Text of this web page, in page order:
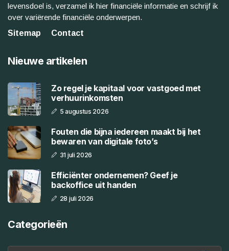
levensdoel is, verzamel ik hier financiële informatie en schrijf ik
over variërende financiële onderwerpen.
Sitemap
Contact
Nieuwe artikelen
Zo regel je kapitaal voor vastgoed met
verhuurinkomsten
5 augustus 2026
Fouten die bijna iedereen maakt bij het
bewaren van digitale foto’s
31 juli 2026
Efficiënter ondernemen? Geef je
backoffice uit handen
28 juli 2026
Categorieën